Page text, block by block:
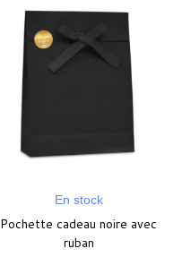
En stock
Pochette cadeau noire avec
ruban